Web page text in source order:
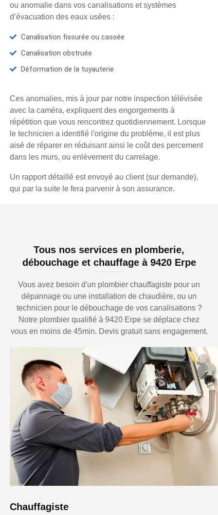
ou anomalie dans vos canalisations et systèmes
d’évacuation des eaux usées :
Canalisation fissurée ou cassée
Canalisation obstruée
Déformation de la tuyauterie
Ces anomalies, mis à jour par notre inspection télévisée
avec la caméra, expliquent des engorgements à
répétition que vous rencontrez quotidiennement. Lorsque
le technicien a identifié l'origine du problème, il est plus
aisé de réparer en réduisant ainsi le coût des percement
dans les murs, ou enlèvement du carrelage.
Un rapport détaillé est envoyé au client (sur demande),
qui par la suite le fera parvenir à son assurance.
Tous nos services en plomberie,
débouchage et chauffage à 9420 Erpe
Vous avez besoin d'un plombier chauffagiste pour un
dépannage ou une installation de chaudière, ou un
technicien pour le débouchage de vos canalisations ?
Notre plombier qualifié à 9420 Erpe se déplace chez
vous en moins de 45min. Devis gratuit sans engagement.
Chauffagiste